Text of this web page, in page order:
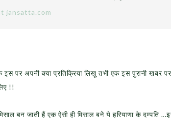
jansatta.com
इस पर अपनी क्या प्रतिक्रिया लिखू तभी एक इस पुरानी
!!
बन जाती हैं एक ऐसी ही मिसाल बने ये हरियाणा के दम्पति